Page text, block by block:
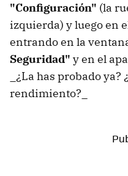
"Configuración" (la
izquierda) y luego en
entrando en la
Seguridad" y en el
_¿La has probado ya?
rendimiento?_